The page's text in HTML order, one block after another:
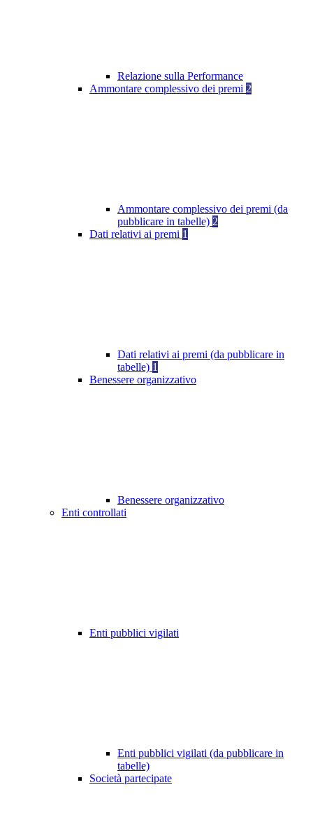
Relazione sulla Performance
Ammontare complessivo dei premi 2
Ammontare complessivo dei premi (da
pubblicare in tabelle) 2
Dati relativi ai premi 1
Dati relativi ai premi (da pubblicare in
tabelle) 1
Benessere organizzativo
Benessere organizzativo
Enti controllati
Enti pubblici vigilati
Enti pubblici vigilati (da pubblicare in
tabelle)
Società partecipate